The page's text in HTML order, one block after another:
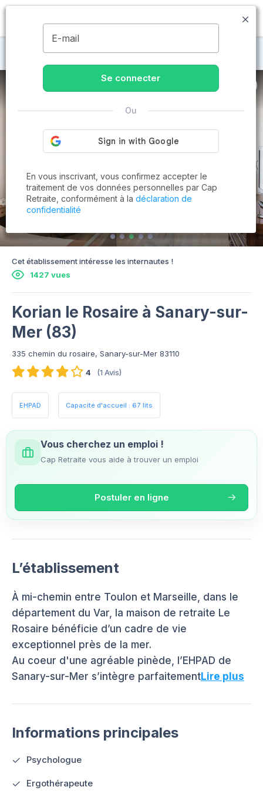
MENU
Maisons de retraite à Sanary-sur-Mer
Cet établissement intéresse les internautes !
1427 vues
Korian le Rosaire à Sanary-sur-
Mer (83)
335 chemin du rosaire, Sanary-sur-Mer 83110
4
(1 Avis)
EHPAD Capacité d'accueil : 67 lits
Vous cherchez un emploi !
Cap Retraite vous aide à trouver un emploi
Postuler en ligne
L’établissement
À mi-chemin entre Toulon et Marseille, dans le
département du Var, la maison de retraite Le
Rosaire bénéficie d’un cadre de vie
exceptionnel près de la mer.
Au coeur d'une agréable pinède, l’EHPAD de
Sanary-sur-Mer s’intègre parfaitementLire plus
Informations principales
Psychologue
Ergothérapeute
E-mail
Se connecter
Ou
En vous inscrivant, vous confirmez accepter le
traitement de vos données personnelles par Cap
Retraite, conformément à la déclaration de
confidentialité